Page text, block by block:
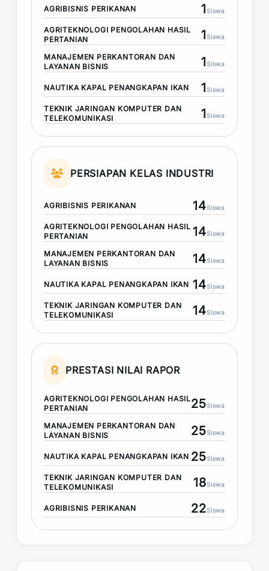
AGRIBISNIS PERIKANAN 1Siswa
AGRITEKNOLOGI PENGOLAHAN HASIL
PERTANIAN
1Siswa
MANAJEMEN PERKANTORAN DAN
LAYANAN BISNIS
1Siswa
NAUTIKA KAPAL PENANGKAPAN IKAN 1Siswa
TEKNIK JARINGAN KOMPUTER DAN
TELEKOMUNIKASI
1Siswa
PERSIAPAN KELAS INDUSTRI
AGRIBISNIS PERIKANAN 14Siswa
AGRITEKNOLOGI PENGOLAHAN HASIL
PERTANIAN
14Siswa
MANAJEMEN PERKANTORAN DAN
LAYANAN BISNIS
14Siswa
NAUTIKA KAPAL PENANGKAPAN IKAN 14Siswa
TEKNIK JARINGAN KOMPUTER DAN
TELEKOMUNIKASI
14Siswa
PRESTASI NILAI RAPOR
AGRITEKNOLOGI PENGOLAHAN HASIL
PERTANIAN
25Siswa
MANAJEMEN PERKANTORAN DAN
LAYANAN BISNIS
25Siswa
NAUTIKA KAPAL PENANGKAPAN IKAN 25Siswa
TEKNIK JARINGAN KOMPUTER DAN
TELEKOMUNIKASI
18Siswa
AGRIBISNIS PERIKANAN 22Siswa